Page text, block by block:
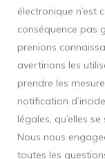
électronique n’est
conséquence pas
prenions
avertirions les
prendre les
notification
légales, qu’elles
Nous nous
toutes les